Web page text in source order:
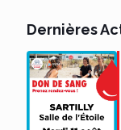
Dernières